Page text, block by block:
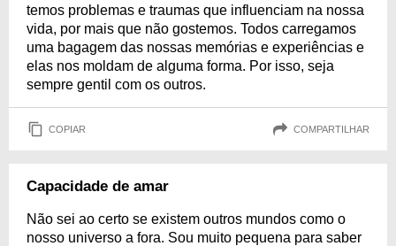
temos problemas e traumas que influenciam na nossa
vida, por mais que não gostemos. Todos carregamos
uma bagagem das nossas memórias e experiências e
elas nos moldam de alguma forma. Por isso, seja
sempre gentil com os outros.
COPIAR COMPARTILHAR
Capacidade de amar
Não sei ao certo se existem outros mundos como o
nosso universo a fora. Sou muito pequena para saber